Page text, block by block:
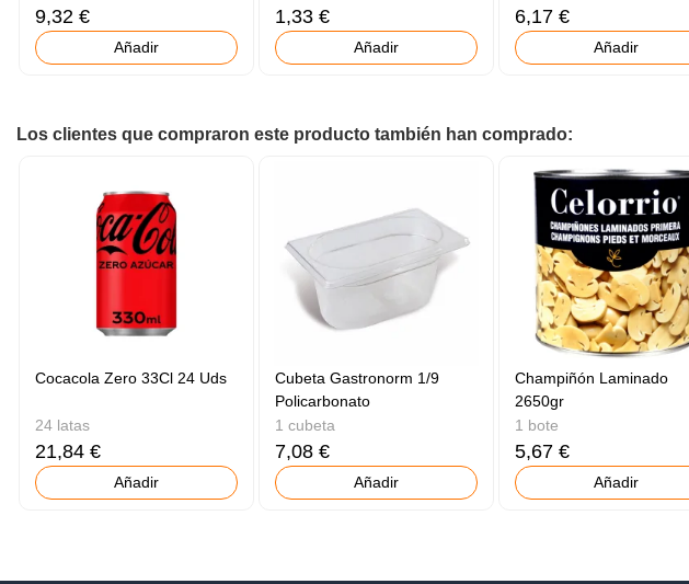
9,32 €
Añadir
1,33 €
Añadir
6,17 €
Añadir
Los clientes que compraron este producto también han comprado:
Cocacola Zero 33Cl 24 Uds
24 latas
21,84 €
Añadir
Cubeta Gastronorm 1/9
Policarbonato
1 cubeta
7,08 €
Añadir
Champiñón Laminado
2650gr
1 bote
5,67 €
Añadir